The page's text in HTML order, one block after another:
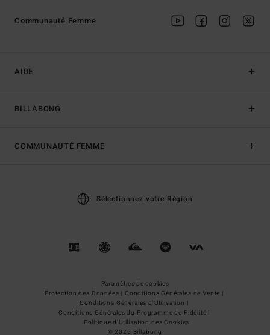
AIDE
BILLABONG
Communauté Femme
COMMUNAUTÉ FEMME
Sélectionnez votre Région
Paramètres de cookies
Protection des Données | Conditions Générales de Vente |
Conditions Générales d'Utilisation |
Conditions Générales du Programme de Fidélité |
Politique d'Utilisation des Cookies
© 2026 Billabong